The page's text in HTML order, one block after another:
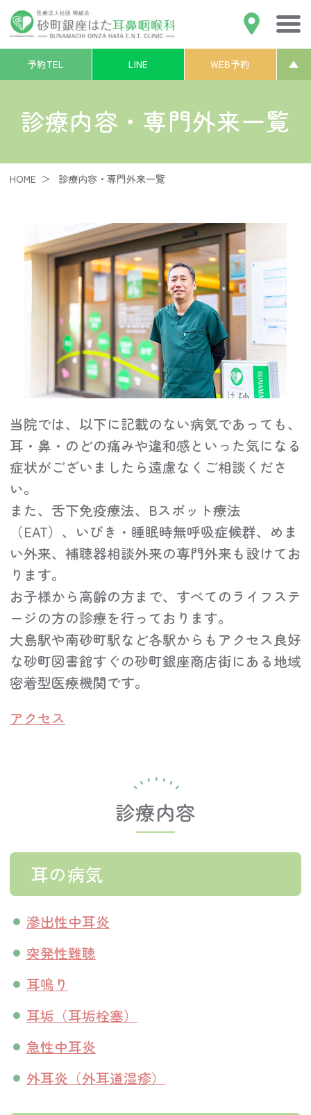
砂町銀座はた耳鼻咽喉科アクセス
予約TEL LINE WEB予約 ▲
診療内容・専門外来一覧
HOME 診療内容・専門外来一覧
当院では、以下に記載のない病気であっても、
耳・鼻・のどの痛みや違和感といった気になる
症状がございましたら遠慮なくご相談くださ
い。
また、舌下免疫療法、Bスポット療法
（EAT）、いびき・睡眠時無呼吸症候群、めま
い外来、補聴器相談外来の専門外来も設けてお
ります。
お子様から高齢の方まで、すべてのライフステ
ージの方の診療を行っております。
大島駅や南砂町駅など各駅からもアクセス良好
な砂町図書館すぐの砂町銀座商店街にある地域
密着型医療機関です。
アクセス
診療内容
耳の病気
滲出性中耳炎
突発性難聴
耳鳴り
耳垢（耳垢栓塞）
急性中耳炎
外耳炎（外耳道湿疹）